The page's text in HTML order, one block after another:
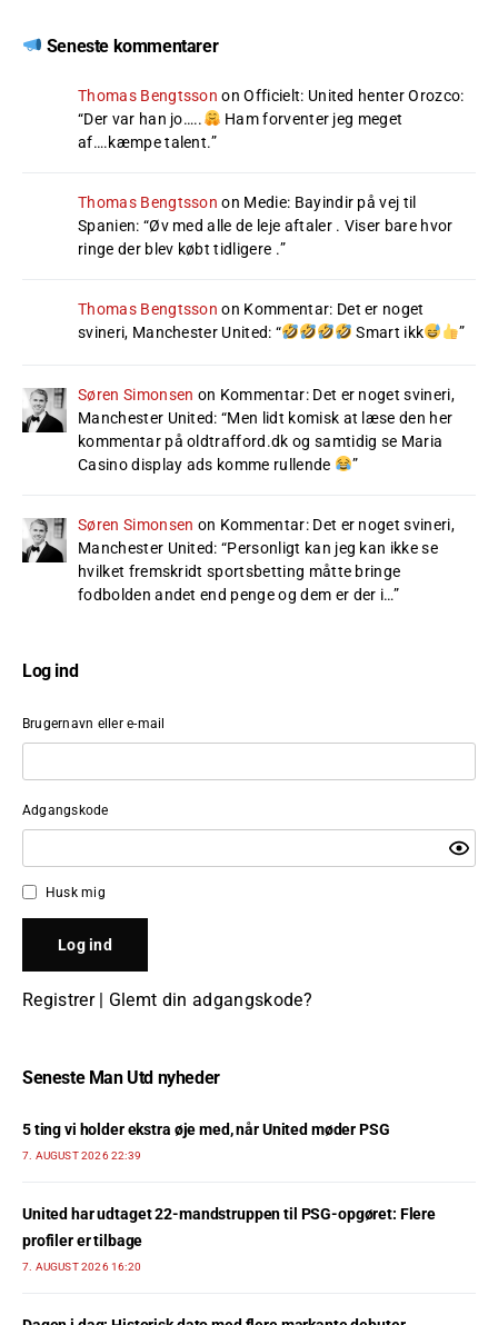
Seneste kommentarer
Thomas Bengtsson onOfficielt: United henter Orozco:
“Der var han jo…..
Ham forventer jeg meget
af….kæmpe talent.”
Thomas Bengtsson on Medie: Bayindir på vej til
Spanien: “Øv med alle de leje aftaler . Viser bare hvor
ringe der blev købt tidligere .”
Thomas Bengtsson on Kommentar: Det er noget
svineri, Manchester United: “ Smart ikk ”
Søren Simonsen on Kommentar: Det er noget svineri,
Manchester United: “Men lidt komisk at læse den her
kommentar på oldtrafford.dk og samtidig se Maria
Casino display ads komme rullende
”
Søren Simonsen on Kommentar: Det er noget svineri,
Manchester United: “Personligt kan jeg kan ikke se
hvilket fremskridt sportsbetting måtte bringe
fodbolden andet end penge og dem er der i…”
Log ind
Brugernavn eller e-mail
Adgangskode
Husk mig
Registrer| Glemt din adgangskode?
Seneste Man Utd nyheder
5 ting vi holder ekstra øje med, når United møder PSG
7. AUGUST 2026 22:39
United har udtaget 22-mandstruppen til PSG-opgøret: Flere
profiler er tilbage
7. AUGUST 2026 16:20